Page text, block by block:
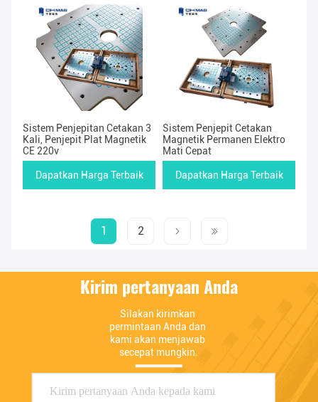
Sistem Penjepitan Cetakan 3
Kali, Penjepit Plat Magnetik
CE 220v
Dapatkan Harga Terbaik
Sistem Penjepit Cetakan
Magnetik Permanen Elektro
Mati Cepat
Dapatkan Harga Terbaik
1 2
Kirim pertanyaan Anda
Silakan kirimkan
permintaan Anda dan
kami akan menjawab
secepat mungkin.